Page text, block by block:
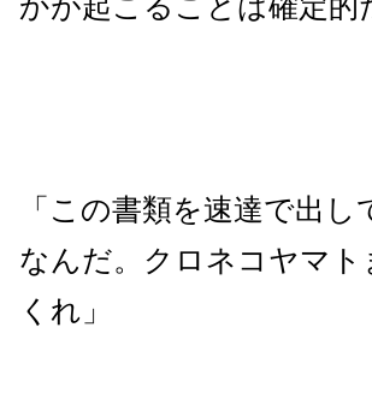
「この書類を速達で出
なんだ。クロネコヤマ
くれ」